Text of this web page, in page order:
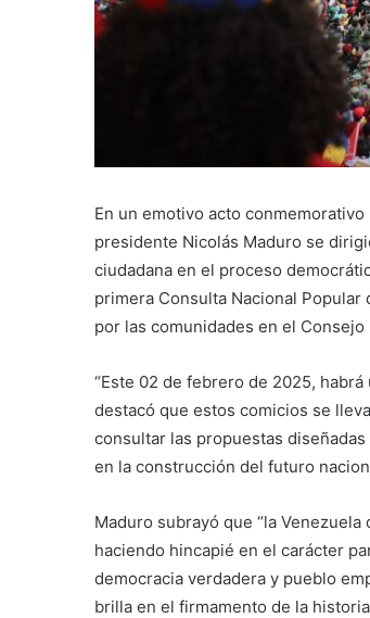
En un emotivo acto
presidente Nicolás Maduro se
ciudadana en el proceso
primera Consulta Nacional
por las comunidades en el Consejo
“Este 02 de febrero de 2025,
destacó que estos comicios se
consultar las propuestas
en la construcción del futuro
Maduro subrayó que “la
haciendo hincapié en el carácter
democracia verdadera y pueblo
brilla en el firmamento de la